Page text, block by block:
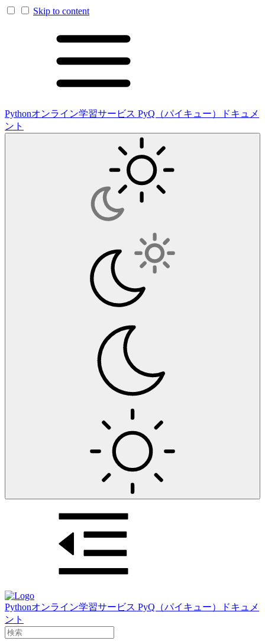
Skip to content
Pythonオンライン学習サービス PyQ（パイキュー）ドキュメ
ント
Pythonオンライン学習サービス PyQ（パイキュー）ドキュメ
ント